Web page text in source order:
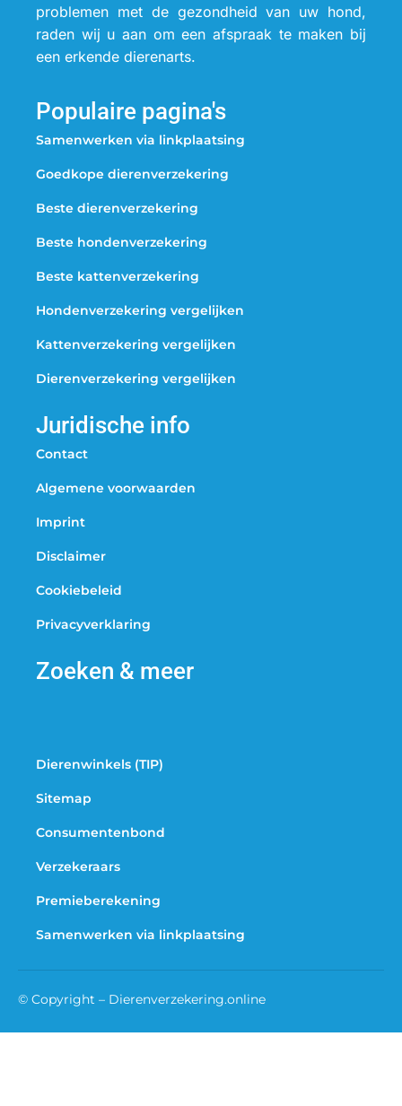
problemen met de gezondheid van uw hond,
raden wij u aan om een afspraak te maken bij
een erkende dierenarts.
Populaire pagina's
Samenwerken via linkplaatsing
Goedkope dierenverzekering
Beste dierenverzekering
Beste hondenverzekering
Beste kattenverzekering
Hondenverzekering vergelijken
Kattenverzekering vergelijken
Dierenverzekering vergelijken
Juridische info
Contact
Algemene voorwaarden
Imprint
Disclaimer
Cookiebeleid
Privacyverklaring
Zoeken & meer
Dierenwinkels (TIP)
Sitemap
Consumentenbond
Verzekeraars
Premieberekening
Samenwerken via linkplaatsing
© Copyright – Dierenverzekering.online